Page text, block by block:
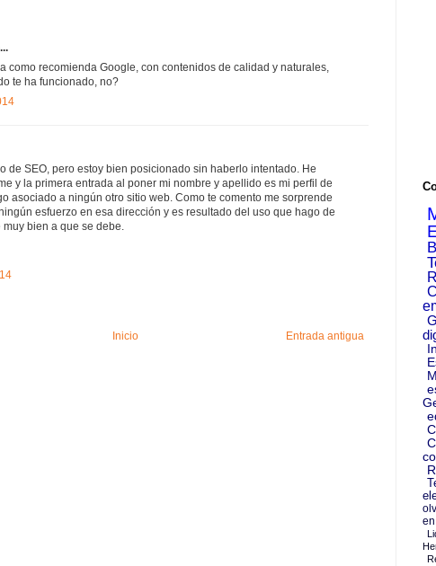
como recomienda Google, con contenidos de calidad y naturales,
te ha funcionado, no?
de SEO, pero estoy bien posicionado sin haberlo intentado. He
y la primera entrada al poner mi nombre y apellido es mi perfil de
asociado a ningún otro sitio web. Como te comento me sorprende
esfuerzo en esa dirección y es resultado del uso que hago de
muy bien a que se debe.
Entrada antigua
Inicio